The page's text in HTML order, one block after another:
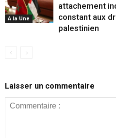
A la Une
attachement
constant aux
palestinien
Laisser un commentaire